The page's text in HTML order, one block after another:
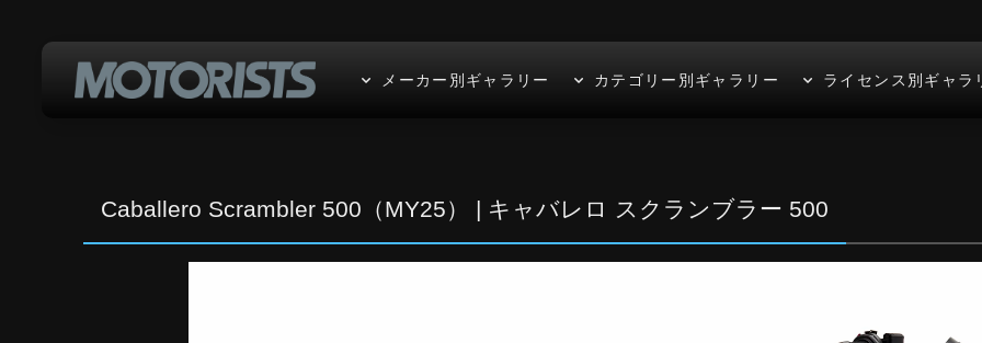
メーカー別ギャラリー カテゴリー別ギャラリー ライセンス別ギャラ
Caballero Scrambler 500（MY25） | キャバレロ スクランブラー 500